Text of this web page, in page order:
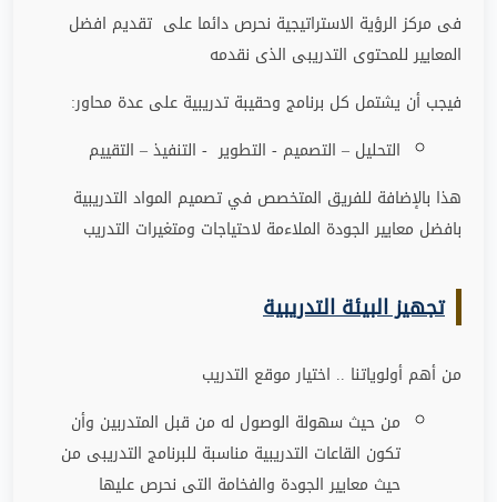
فى مركز الرؤية الاستراتيجية نحرص دائما على تقديم افضل
المعايير للمحتوى التدريبى الذى نقدمه
فيجب أن يشتمل كل برنامج وحقيبة تدريبية على عدة محاور:
التحليل – التصميم - التطوير - التنفيذ – التقييم
هذا بالإضافة للفريق المتخصص في تصميم المواد التدريبية
بافضل معايير الجودة الملاءمة لاحتياجات ومتغيرات التدريب
تجهيز البيئة التدريبية
من أهم أولوياتنا .. اختيار موقع التدريب
من حيث سهولة الوصول له من قبل المتدربين وأن
تكون القاعات التدريبية مناسبة للبرنامج التدريبى من
حيث معايير الجودة والفخامة التى نحرص عليها